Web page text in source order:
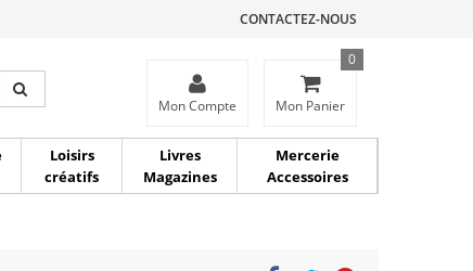
CONTACTEZ-NOUS
Mon Compte Mon Panier
0
Loisirs
créatifs
Livres
Magazines
Mercerie
Accessoires